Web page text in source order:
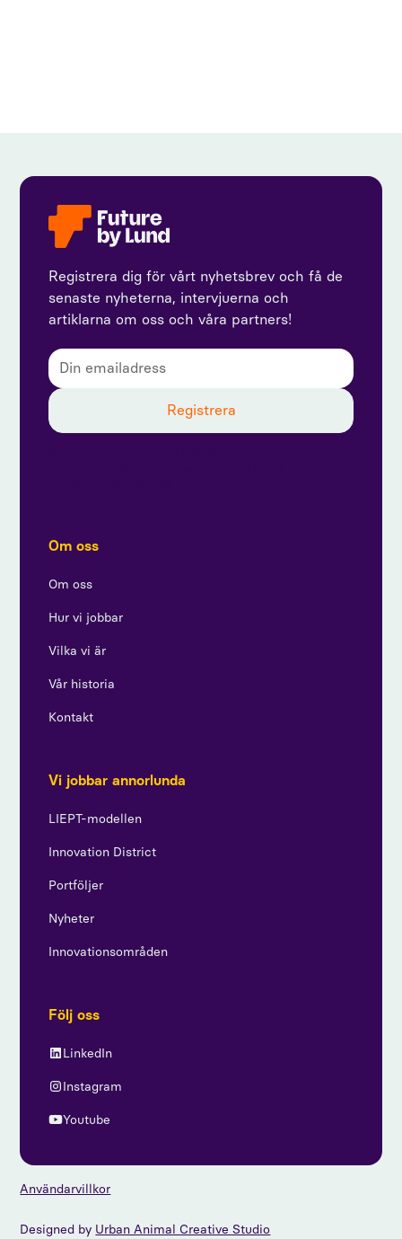
Registrera dig för vårt nyhetsbrev och få de
senaste nyheterna, intervjuerna och
artiklarna om oss och våra partners!
Om oss
Om oss
Hur vi jobbar
Vilka vi är
Vår historia
Kontakt
Vi jobbar annorlunda
LIEPT-modellen
Innovation District
Portföljer
Nyheter
Innovationsområden
Följ oss
LinkedIn
Instagram
Youtube
Designed by Urban Animal Creative Studio
Användarvillkor